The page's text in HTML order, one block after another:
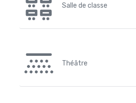
Salle de classe
Théâtre